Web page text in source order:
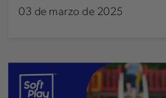
03 de marzo de 2025